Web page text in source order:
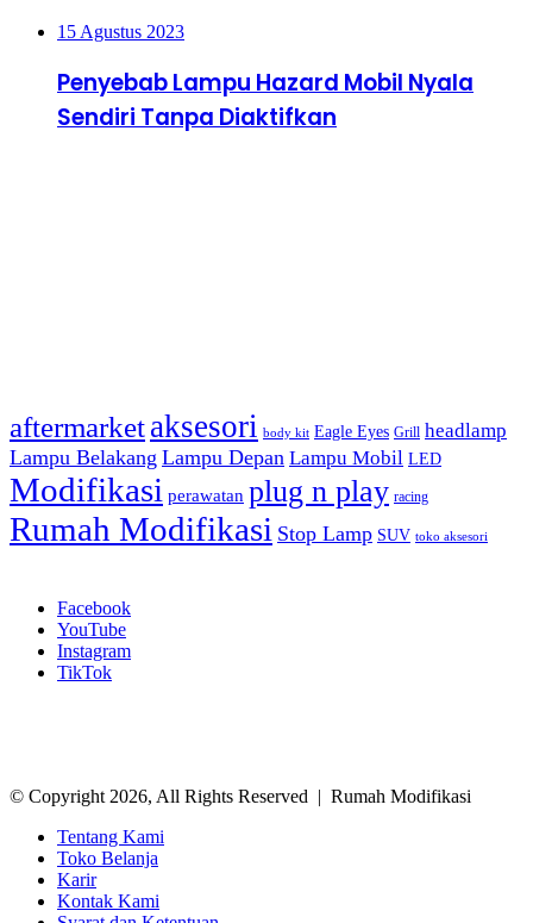
15 Agustus 2023
Penyebab Lampu Hazard Mobil Nyala
Sendiri Tanpa Diaktifkan
aftermarketaksesori body kit Eagle Eyes Grill headlamp
Lampu Belakang Lampu Depan Lampu Mobil LED
Modifikasi perawatan plug n play racing
Rumah Modifikasi Stop Lamp SUV toko aksesori
Facebook
YouTube
Instagram
TikTok
© Copyright 2026, All Rights Reserved | Rumah Modifikasi
Tentang Kami
Toko Belanja
Karir
Kontak Kami